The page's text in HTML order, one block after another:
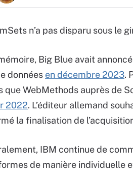
n’a pas disparu sous le
Big Blue avait
données en décembre 2023.
que WebMethods auprès de
2022. L’éditeur allemand
la finalisation de
IBM continue de
de manière individuelle